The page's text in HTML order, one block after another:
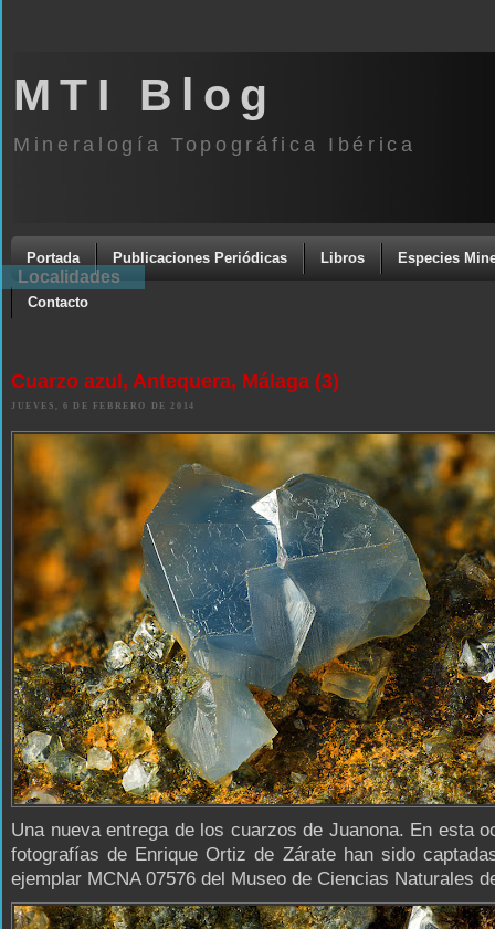
MTI Blog
Mineralogía Topográfica Ibérica
Portada Publicaciones Periódicas Libros Especies
Contacto
Cuarzo azul, Antequera, Málaga (3)
JUEVES, 6 DE FEBRERO DE 2014
Una nueva entrega de los cuarzos de Juanona. En esta
fotografías de Enrique Ortiz de Zárate han sido
ejemplar MCNA 07576 del Museo de Ciencias Naturales
Localidades